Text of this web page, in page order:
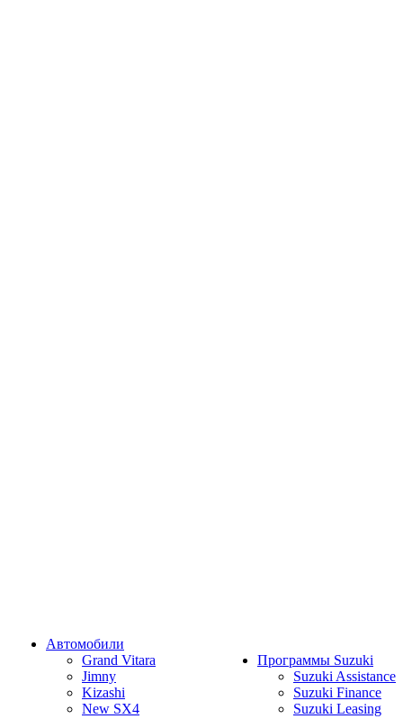
Автомобили
Grand Vitara
Jimny
Kizashi
New SX4
Программы Suzuki
Suzuki Assistance
Suzuki Finance
Suzuki Leasing